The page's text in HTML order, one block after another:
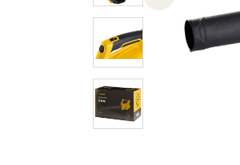
Previous slide